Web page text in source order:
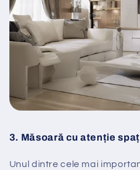
3. Măsoară cu atenție
Unul dintre cele mai